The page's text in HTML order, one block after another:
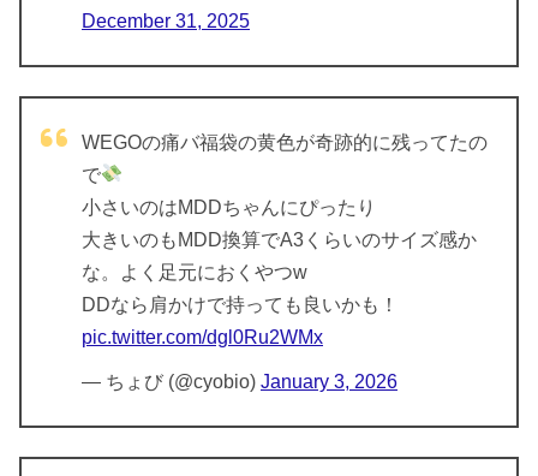
December 31, 2025
WEGOの痛バ福袋の黄色が奇跡的に残ってたの
で
小さいのはMDDちゃんにぴったり
大きいのもMDD換算でA3くらいのサイズ感か
な。よく足元におくやつw
DDなら肩かけで持っても良いかも！
pic.twitter.com/dgl0Ru2WMx
— ちょび (@cyobio) January 3, 2026